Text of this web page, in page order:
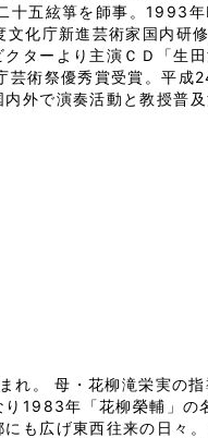
十五絃箏を師事。1993
文化庁新進芸術家国内研
クターより主演ＣＤ「生
芸術祭優秀賞受賞。平成
内外で演奏活動と教授普及
れ。 母・花柳滝栄実の
り1983年「花柳榮輔」の
にも広げ東西往来の日々